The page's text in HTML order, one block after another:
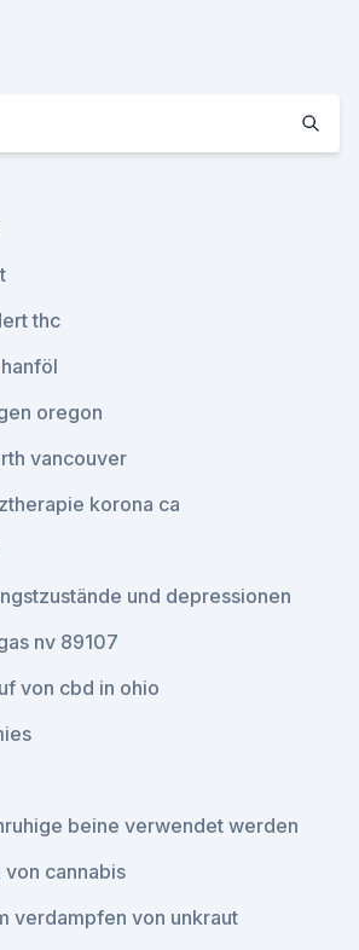
thc
oregon
vancouver
korona ca
und depressionen
nv 89107
von cbd in ohio
beine verwendet werden
cannabis
verdampfen von unkraut